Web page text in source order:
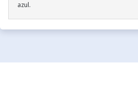
azul.